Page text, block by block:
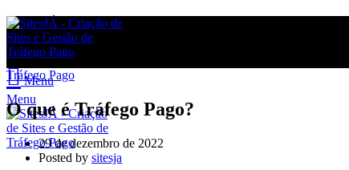
Menu
Menu
Tráfego Pago
O que é Tráfego Pago?
29 de dezembro de 2022
Posted by sitesja